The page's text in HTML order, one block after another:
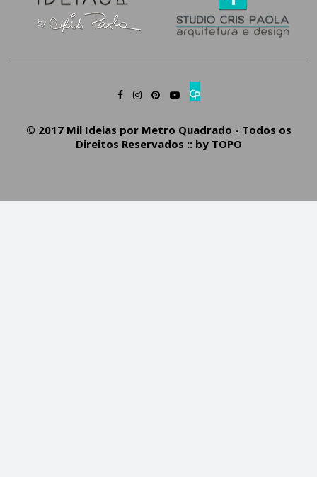
© 2017 Mil Ideias por Metro Quadrado - Todos os
Direitos Reservados :: by TOPO